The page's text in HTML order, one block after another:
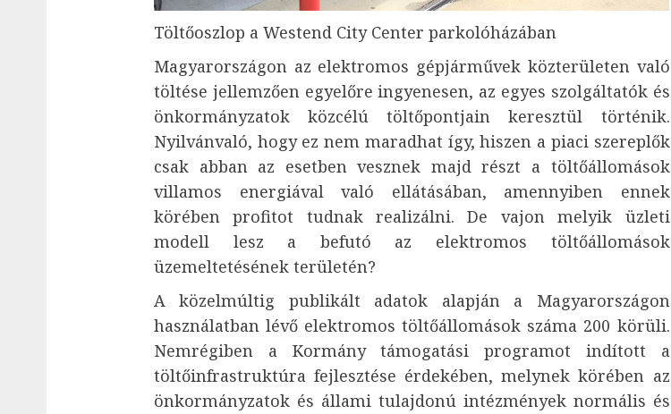
Töltőoszlop a Westend City Center parkolóházában
Magyarországon az elektromos gépjárművek közterületen való
töltése jellemzően egyelőre ingyenesen, az egyes szolgáltatók és
önkormányzatok közcélú töltőpontjain keresztül történik.
Nyilvánvaló, hogy ez nem maradhat így, hiszen a piaci szereplők
csak abban az esetben vesznek majd részt a töltőállomások
villamos energiával való ellátásában, amennyiben ennek
körében profitot tudnak realizálni. De vajon melyik üzleti
modell lesz a befutó az elektromos töltőállomások
üzemeltetésének területén?
A közelmúltig publikált adatok alapján a Magyarországon
használatban lévő elektromos töltőállomások száma 200 körüli.
Nemrégiben a Kormány támogatási programot indított a
töltőinfrastruktúra fejlesztése érdekében, melynek körében az
önkormányzatok és állami tulajdonú intézmények normális és